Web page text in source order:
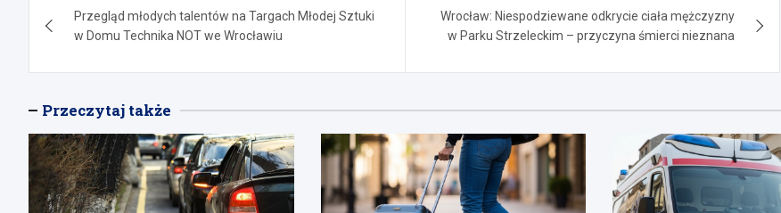
wpisu
Przegląd młodych talentów na Targach Młodej Sztuki
w Domu Technika NOT we Wrocławiu
Wrocław: Niespodziewane odkrycie ciała mężczyzny
w Parku Strzeleckim – przyczyna śmierci nieznana
Przeczytaj także